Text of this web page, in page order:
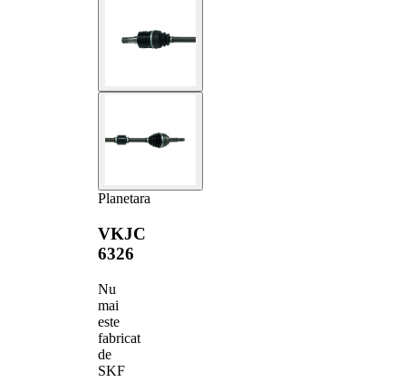
Planetara
VKJC
6326
Nu
mai
este
fabricat
de
SKF